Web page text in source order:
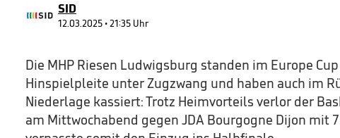
SID
12.03.2025 • 21:35 Uhr
Die MHP Riesen Ludwigsburg standen im Europe
Hinspielpleite unter Zugzwang und haben auch im
Niederlage kassiert: Trotz Heimvorteils verlor der
am Mittwochabend gegen JDA Bourgogne Dijon mit